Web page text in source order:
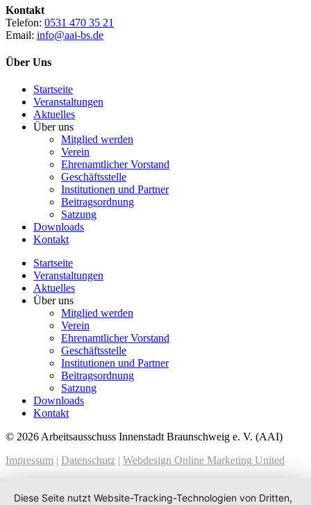
Kontakt
Telefon: 0531 470 35 21
Email: info@aai-bs.de
Über Uns
Startseite
Veranstaltungen
Aktuelles
Über uns
Mitglied werden
Verein
Ehrenamtlicher Vorstand
Geschäftsstelle
Institutionen und Partner
Beitragsordnung
Satzung
Downloads
Kontakt
Startseite
Veranstaltungen
Aktuelles
Über uns
Mitglied werden
Verein
Ehrenamtlicher Vorstand
Geschäftsstelle
Institutionen und Partner
Beitragsordnung
Satzung
Downloads
Kontakt
© 2026 Arbeitsausschuss Innenstadt Braunschweig e. V. (AAI)
Impressum | Datenschutz | Webdesign Online Marketing United
Diese Seite nutzt Website-Tracking-Technologien von Dritten,